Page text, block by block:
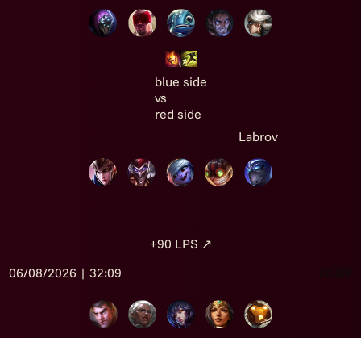
blue side
vs
red side
Labrov
+90 LPS ↗
06/08/2026 | 32:09